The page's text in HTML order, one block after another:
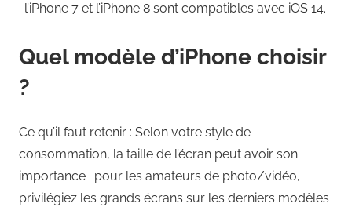
: l’iPhone 7 et l’iPhone 8 sont compatibles avec iOS 14.
Quel modèle d’iPhone choisir
?
Ce qu’il faut retenir : Selon votre style de
consommation, la taille de l’écran peut avoir son
importance : pour les amateurs de photo/vidéo,
privilégiez les grands écrans sur les derniers modèles